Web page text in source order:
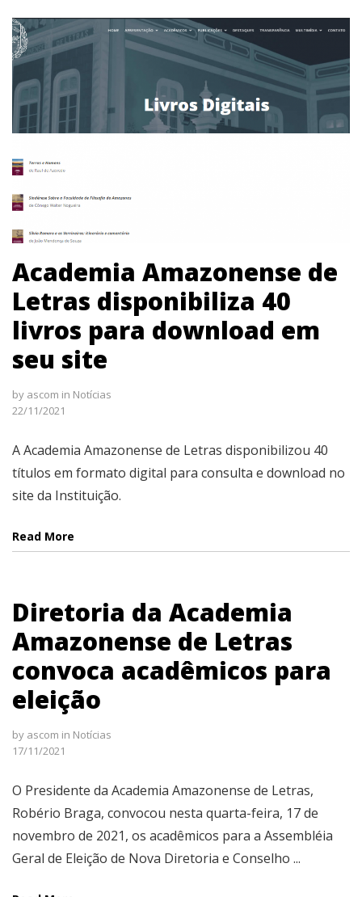
Academia Amazonense de
Letras disponibiliza 40
livros para download em
seu site
by ascom in Notícias
22/11/2021
A Academia Amazonense de Letras disponibilizou 40
títulos em formato digital para consulta e download no
site da Instituição.
Read More
Diretoria da Academia
Amazonense de Letras
convoca acadêmicos para
eleição
by ascom in Notícias
17/11/2021
O Presidente da Academia Amazonense de Letras,
Robério Braga, convocou nesta quarta-feira, 17 de
novembro de 2021, os acadêmicos para a Assembléia
Geral de Eleição de Nova Diretoria e Conselho ...